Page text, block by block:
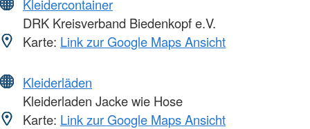
Kleidercontainer
DRK Kreisverband Biedenkopf e.V.
Karte: Link zur Google Maps Ansicht
Kleiderläden
Kleiderladen Jacke wie Hose
Karte: Link zur Google Maps Ansicht